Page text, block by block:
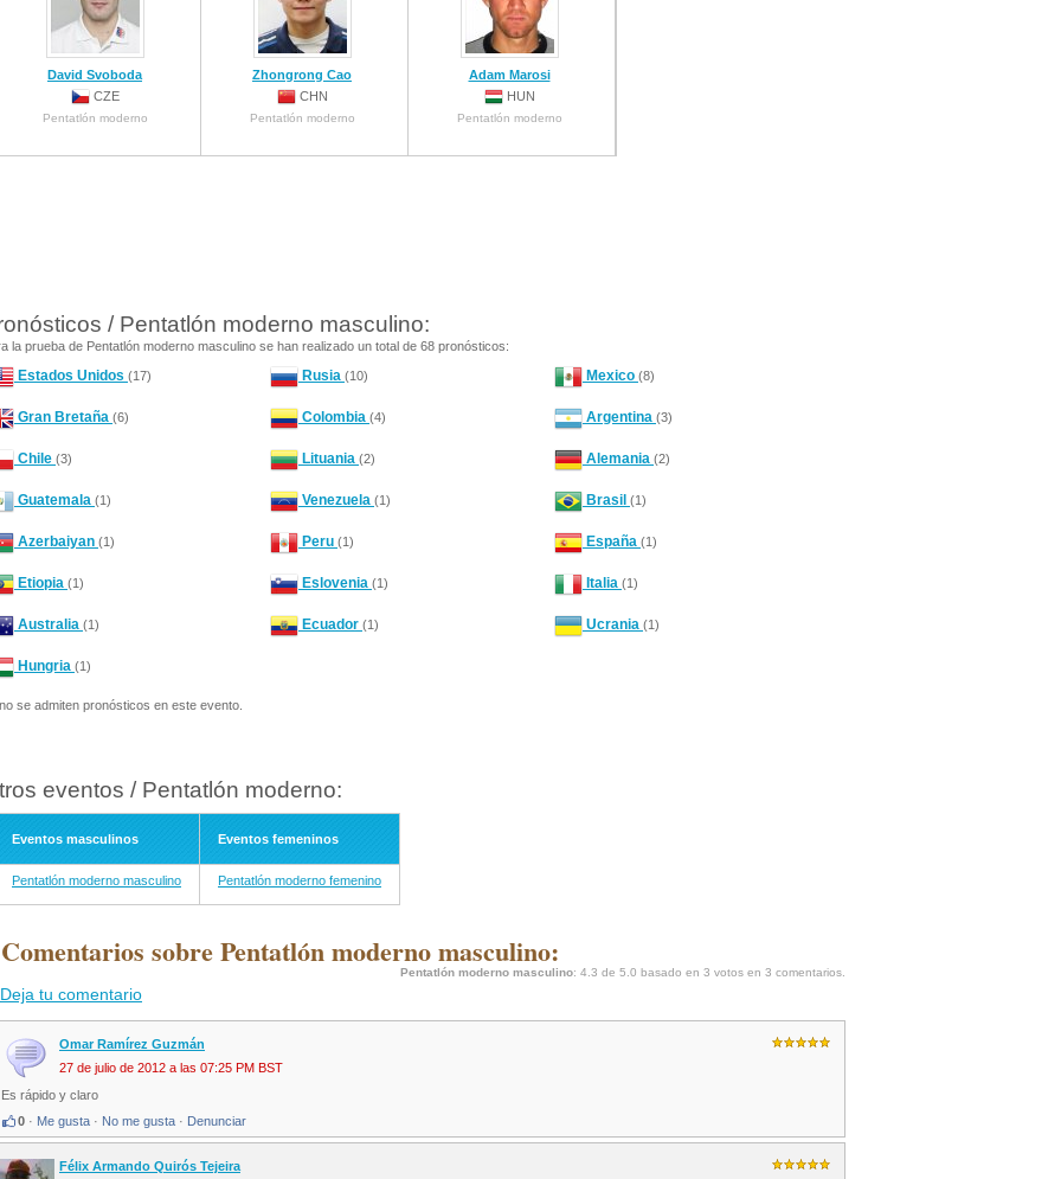
David Svoboda
CZE
Pentatlón moderno
Zhongrong Cao
CHN
Pentatlón moderno
Adam Marosi
HUN
Pentatlón moderno
/ Pentatlón moderno masculino:
la prueba de Pentatlón moderno masculino se han realizado un total de 68 pronósticos:
Estados Unidos (17) Rusia (10) Mexico (8)
Gran Bretaña (6) Colombia (4) Argentina (3)
Chile (3) Lituania (2) Alemania (2)
Guatemala (1) Venezuela (1) Brasil (1)
Azerbaiyan (1) Peru (1) España (1)
Etiopia (1) Eslovenia (1) Italia (1)
Australia (1) Ecuador (1) Ucrania (1)
Hungria (1)
se admiten pronósticos en este evento.
eventos / Pentatlón moderno:
Eventos masculinos Eventos femeninos
Pentatlón moderno masculino Pentatlón moderno femenino
sobre Pentatlón moderno masculino:
Pentatlón moderno masculino: 4.3 de 5.0 basado en 3 votos en 3 comentarios.
Deja tu comentario
Omar Ramírez Guzmán
27 de julio de 2012 a las 07:25 PM BST
Es rápido y claro
0 · Me gusta · No me gusta · Denunciar
Félix Armando Quirós Tejeira